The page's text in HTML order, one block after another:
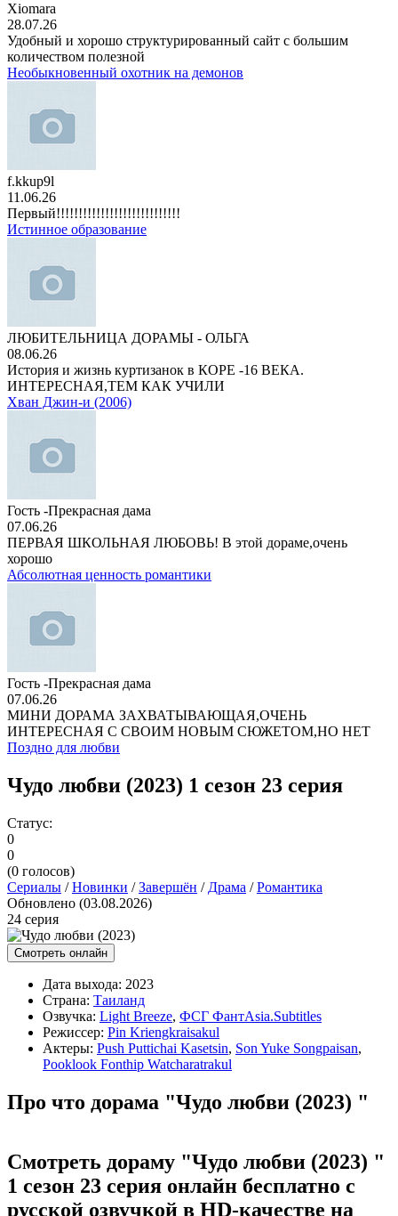
Xiomara
28.07.26
Удобный и хорошо структурированный сайт с большим
количеством полезной
Необыкновенный охотник на демонов
f.kkup9l
11.06.26
Первый!!!!!!!!!!!!!!!!!!!!!!!!!!!!
Истинное образование
ЛЮБИТЕЛЬНИЦА ДОРАМЫ - ОЛЬГА
08.06.26
История и жизнь куртизанок в КОРЕ -16 ВЕКА.
ИНТЕРЕСНАЯ,ТЕМ КАК УЧИЛИ
Хван Джин-и (2006)
Гость -Прекрасная дама
07.06.26
ПЕРВАЯ ШКОЛЬНАЯ ЛЮБОВЬ! В этой дораме,очень
хорошо
Абсолютная ценность романтики
Гость -Прекрасная дама
07.06.26
МИНИ ДОРАМА ЗАХВАТЫВАЮЩАЯ,ОЧЕНЬ
ИНТЕРЕСНАЯ С СВОИМ НОВЫМ СЮЖЕТОМ,НО НЕТ
Поздно для любви
Чудо любви (2023) 1 сезон 23 серия
Статус:
0
0
(0 голосов)
Сериалы /Новинки /Завершён / Драма /Романтика
Обновлено (03.08.2026)
24 серия
Смотреть онлайн
Дата выхода: 2023
Страна: Таиланд
Озвучка: Light Breeze, ФСГ ФантAsia.Subtitles
Режиссер: Pin Kriengkraisakul
Актеры: Push Puttichai Kasetsin, Son Yuke Songpaisan,
Pooklook Fonthip Watcharatrakul
Про что дорама "Чудо любви (2023) "
Смотреть дораму "Чудо любви (2023) "
1 сезон 23 серия онлайн бесплатно с
русской озвучкой в HD-качестве на